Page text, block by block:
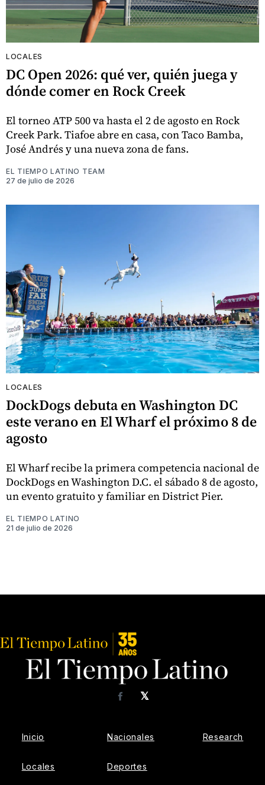
LOCALES
DC Open 2026: qué ver, quién juega y
dónde comer en Rock Creek
El torneo ATP 500 va hasta el 2 de agosto en Rock
Creek Park. Tiafoe abre en casa, con Taco Bamba,
José Andrés y una nueva zona de fans.
EL TIEMPO LATINO TEAM
27 de julio de 2026
LOCALES
DockDogs debuta en Washington DC
este verano en El Wharf el próximo 8 de
agosto
El Wharf recibe la primera competencia nacional de
DockDogs en Washington D.C. el sábado 8 de agosto,
un evento gratuito y familiar en District Pier.
EL TIEMPO LATINO
21 de julio de 2026
𝕏
Facebook
Inicio
Locales
Nacionales
Deportes
Research